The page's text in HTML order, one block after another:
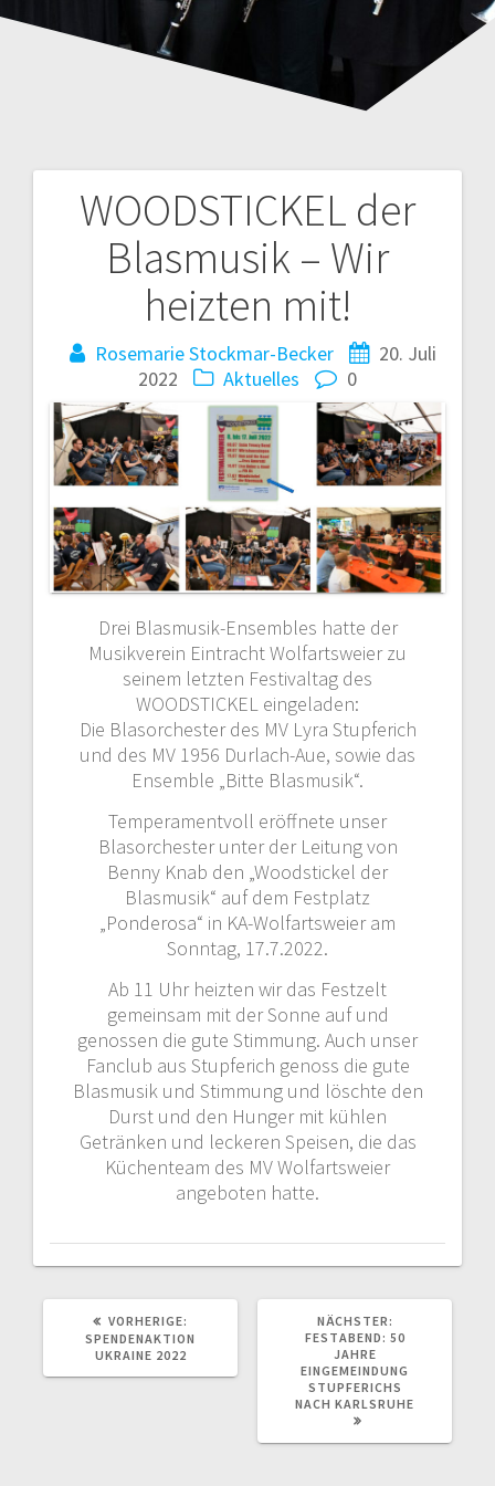
WOODSTICKEL der
Blasmusik – Wir
heizten mit!
Rosemarie Stockmar-Becker
20. Juli
2022
Aktuelles 0
Drei Blasmusik-Ensembles hatte der
Musikverein Eintracht Wolfartsweier zu
seinem letzten Festivaltag des
WOODSTICKEL eingeladen:
Die Blasorchester des MV Lyra Stupferich
und des MV 1956 Durlach-Aue, sowie das
Ensemble „Bitte Blasmusik“.
Temperamentvoll eröffnete unser
Blasorchester unter der Leitung von
Benny Knab den „Woodstickel der
Blasmusik“ auf dem Festplatz
„Ponderosa“ in KA-Wolfartsweier am
Sonntag, 17.7.2022.
Ab 11 Uhr heizten wir das Festzelt
gemeinsam mit der Sonne auf und
genossen die gute Stimmung. Auch unser
Fanclub aus Stupferich genoss die gute
Blasmusik und Stimmung und löschte den
Durst und den Hunger mit kühlen
Getränken und leckeren Speisen, die das
Küchenteam des MV Wolfartsweier
angeboten hatte.
Beitragsnavigation
VORHERIGE:
BEITRAG:
SPENDENAKTION
UKRAINE 2022
NÄCHSTER:
BEITRAG:
FESTABEND: 50
JAHRE
EINGEMEINDUNG
STUPFERICHS
NACH KARLSRUHE